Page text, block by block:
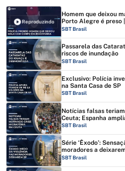
Reproduzindo
Homem que deixou
Porto Alegre é preso
SBT Brasil
Passarela das
riscos de inundação
SBT Brasil
Exclusivo: Polícia
na Santa Casa de SP
SBT Brasil
Notícias falsas
Ceuta; Espanha
SBT Brasil
Série ‘Êxodo’:
moradores a
SBT Brasil